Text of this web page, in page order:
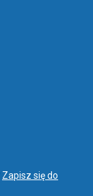
Zapisz się do